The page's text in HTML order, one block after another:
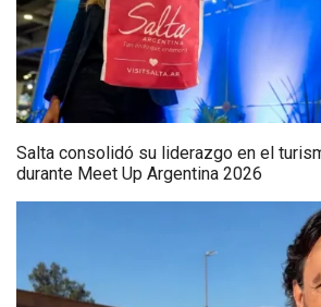
Salta consolidó su liderazgo en el
durante Meet Up Argentina 2026